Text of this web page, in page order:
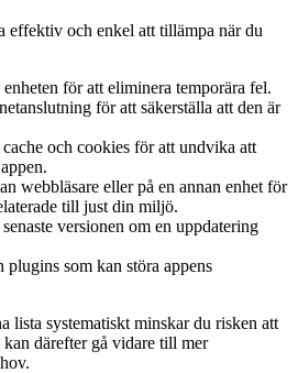
effektiv och enkel att tillämpa när du
för att eliminera temporära fel.
för att säkerställa att den är
cache och cookies för att undvika att
webbläsare eller på en annan enhet för
till just din miljö.
versionen om en uppdatering
som kan störa appens
lista systematiskt minskar du risken att
därefter gå vidare till mer